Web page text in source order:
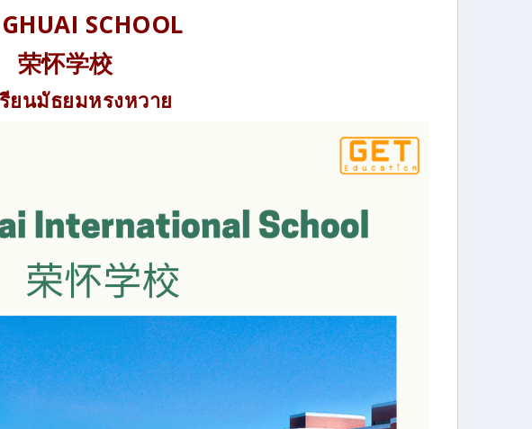
SCHOOL
荣怀学校
รียนมัธยมหรงหวาย